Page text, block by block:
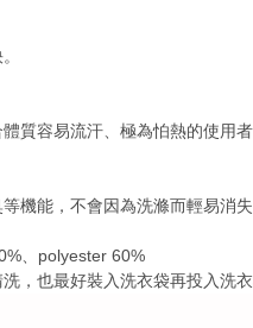
質容易流汗、極為怕熱的使用者
機能，不會因為洗滌而輕易消失
、polyester 60%
，也最好裝入洗衣袋再投入洗衣